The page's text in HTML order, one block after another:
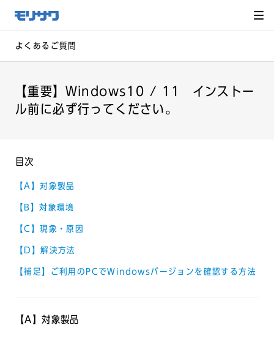
メ
ニュー
飛ばし
へ移動
よくあるご質問
【重要】Windows10 / 11 インストー
ル前に必ず行ってください。
目次
【A】対象製品
【B】対象環境
【C】現象・原因
【D】解決方法
【補足】ご利用のPCでWindowsバージョンを確認する方法
【A】対象製品